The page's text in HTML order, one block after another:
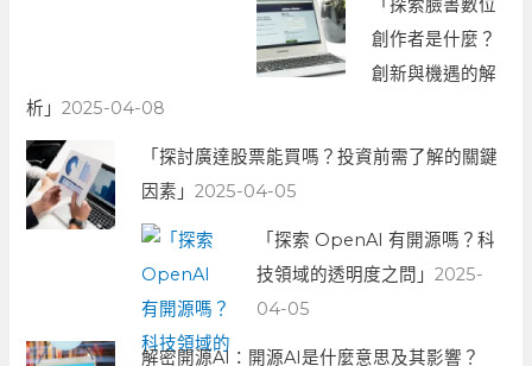
「探索臉書數位
創作者是什麼？
創新與機遇的解
析」2025-04-08
「探討廣達股票能買嗎？投資前需了解的關鍵
因素」2025-04-05
「探索 OpenAI 有開源嗎？科
技領域的透明度之問」2025-
04-05
解密開源AI：開源AI是什麼意思及其影響？